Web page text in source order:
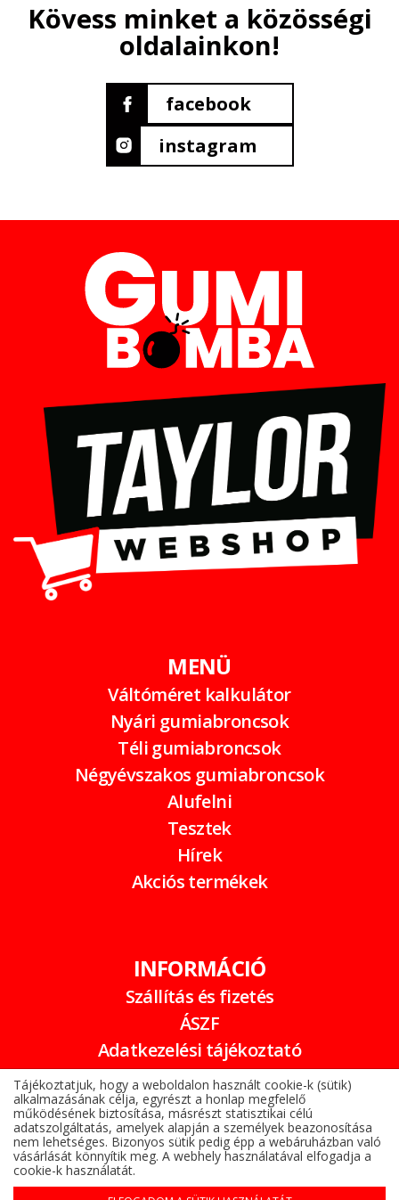
Kövess minket a közösségi
oldalainkon!
facebook
instagram
MENÜ
Váltóméret kalkulátor
Nyári gumiabroncsok
Téli gumiabroncsok
Négyévszakos gumiabroncsok
Alufelni
Tesztek
Hírek
Akciós termékek
INFORMÁCIÓ
Szállítás és fizetés
ÁSZF
Adatkezelési tájékoztató
Garancia
Online elállási nyilatkozat
Tájékoztatjuk, hogy a weboldalon használt cookie-k (sütik)
alkalmazásának célja, egyrészt a honlap megfelelő
működésének biztosítása, másrészt statisztikai célú
adatszolgáltatás, amelyek alapján a személyek beazonosítása
nem lehetséges. Bizonyos sütik pedig épp a webáruházban való
vásárlását könnyítik meg. A webhely használatával elfogadja a
cookie-k használatát.